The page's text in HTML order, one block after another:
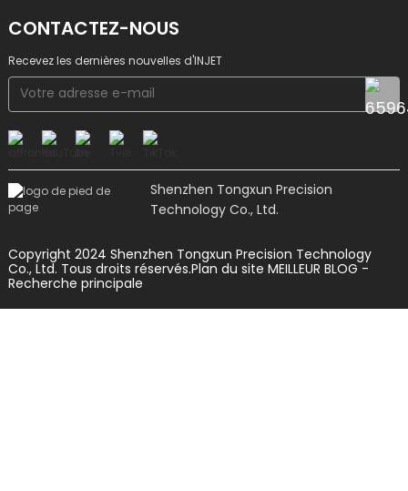
CONTACTEZ-NOUS
Recevez les dernières nouvelles d'INJET
Shenzhen Tongxun Precision
Technology Co., Ltd.
Copyright 2024 Shenzhen Tongxun Precision Technology
Co., Ltd. Tous droits réservés.Plan du site MEILLEUR BLOG -
Recherche principale